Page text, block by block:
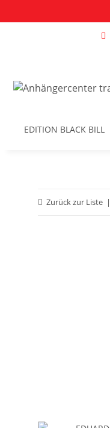
EDITION BLACK BILL
Zurück zur Liste